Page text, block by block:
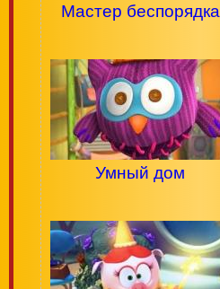
Мастер беспорядка
Умный дом